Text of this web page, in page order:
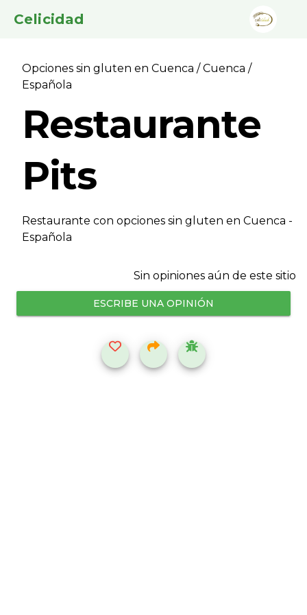
Celicidad
Opciones sin gluten en Cuenca /Cuenca /
Española
Restaurante
Pits
Restaurante con opciones sin gluten en Cuenca -
Española
Sin opiniones aún de este sitio
ESCRIBE UNA OPINIÓN